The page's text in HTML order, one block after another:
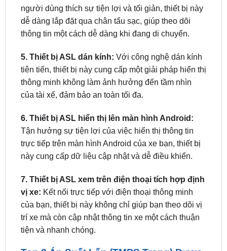
thông tin một cách dễ dàng khi đang di chuyển.
5. Thiết bị ASL dán kính:Với công nghệ dán kính
thông minh không làm ảnh hưởng đến tầm nhìn
của tài xế, đảm bảo an toàn tối đa.
6. Thiết bị ASL hiển thị lên màn hình Android:
trực tiếp trên màn hình Android của xe bạn, thiết bị
này cung cấp dữ liệu cập nhật và dễ điều khiển.
7. Thiết bị ASL xem trên điện thoại tích hợp định
của bạn, thiết bị này không chỉ giúp bạn theo dõi vị
trí xe mà còn cập nhật thông tin xe một cách thuận
tiện và nhanh chóng.
Top 3 Áp Suất Lốp (TMPS Trong) Được